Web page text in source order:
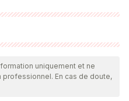
examinées en profondeur
qualité, leur fiabilité, leur
de cet article a été
uniquement et ne
En cas de doute,